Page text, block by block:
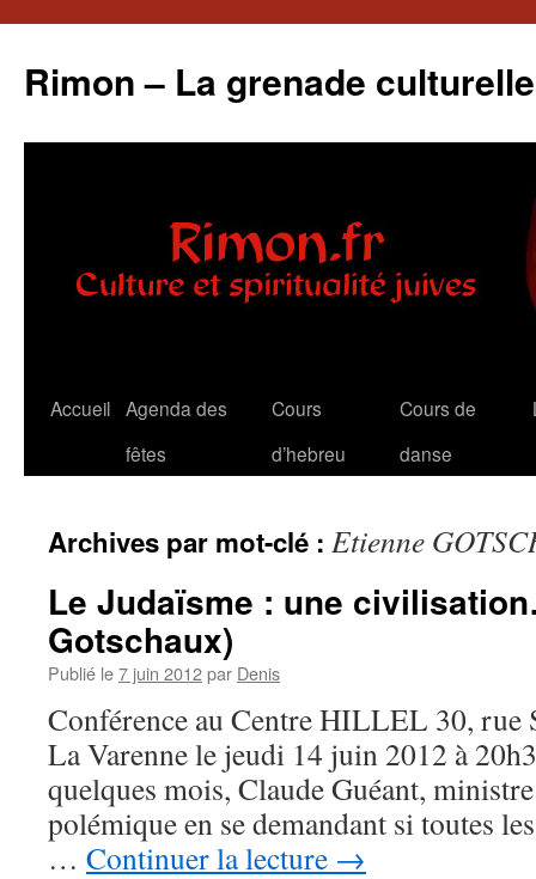
contenu
Rimon – La grenade culturelle
Accueil Agenda des
fêtes
Cours
d’hebreu
Cours de
danse
Archives par mot-clé : Etienne
Le Judaïsme : une
Gotschaux)
Publié le7 juin 2012par Denis
Conférence au Centre HILLEL 30,
La Varenne le jeudi 14 juin 2012 à
quelques mois, Claude Guéant,
polémique en se demandant si toutes
… Continuer la lecture →